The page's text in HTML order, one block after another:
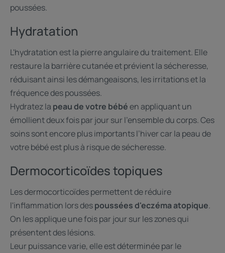
poussées.
Hydratation
L'hydratation est la pierre angulaire du traitement. Elle
restaure la barrière cutanée et prévient la sécheresse,
réduisant ainsi les démangeaisons, les irritations et la
fréquence des poussées.
Hydratez la peau de votre bébéen appliquant un
émollient deux fois par jour sur l’ensemble du corps. Ces
soins sont encore plus importants l’hiver car la peau de
votre bébé est plus à risque de sécheresse.
Dermocorticoïdes topiques
Les dermocorticoïdes permettent de réduire
l'inflammation lors despoussées d'eczéma atopique.
On les applique une fois par jour sur les zones qui
présentent des lésions.
Leur puissance varie, elle est déterminée par le